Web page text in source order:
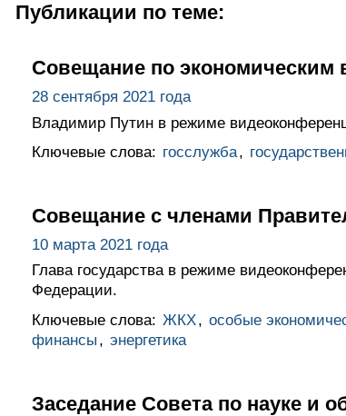
Публикации по теме:
Совещание по экономическим
28 сентября 2021 года
Владимир Путин в режиме
Ключевые слова: госслужба,
Совещание с членами
10 марта 2021 года
Глава государства в режиме
Федерации.
Ключевые слова: ЖКХ, особые
финансы , энергетика
Заседание Совета по науке и